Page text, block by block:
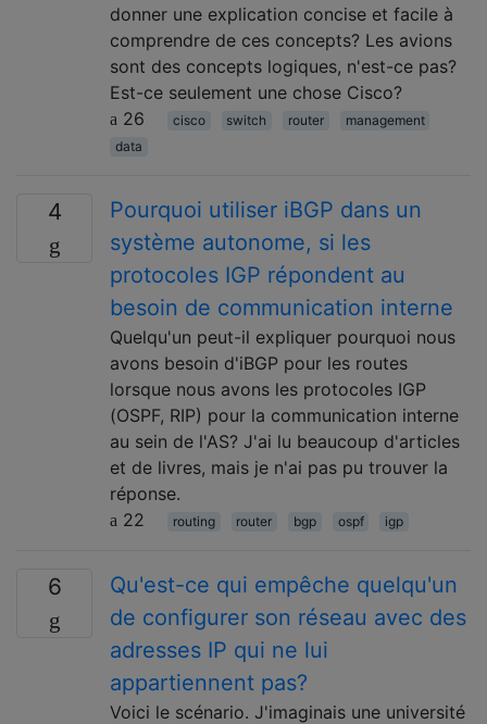
donner une explication concise et facile à
comprendre de ces concepts? Les avions
sont des concepts logiques, n'est-ce pas?
Est-ce seulement une chose Cisco?
26
cisco switch router
management
data
4
Pourquoi utiliser iBGP dans un
système autonome, si les
protocoles IGP répondent au
besoin de communication interne
Quelqu'un peut-il expliquer pourquoi nous
avons besoin d'iBGP pour les routes
lorsque nous avons les protocoles IGP
(OSPF, RIP) pour la communication interne
au sein de l'AS? J'ai lu beaucoup d'articles
et de livres, mais je n'ai pas pu trouver la
réponse.
22
routing router bgp ospf igp
6
Qu'est-ce qui empêche quelqu'un
de configurer son réseau avec des
adresses IP qui ne lui
appartiennent pas?
Voici le scénario. J'imaginais une université